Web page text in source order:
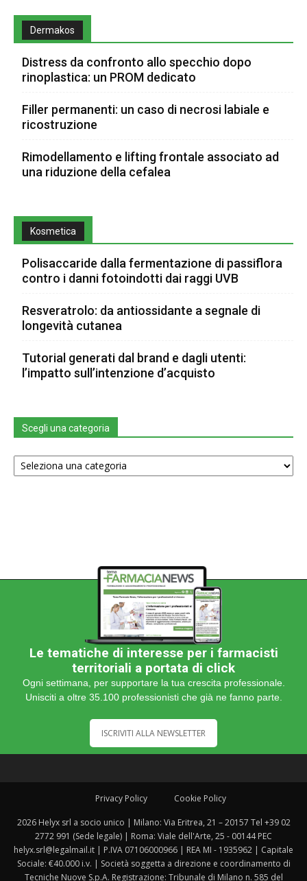
Dermakos
Distress da confronto allo specchio dopo
rinoplastica: un PROM dedicato
Filler permanenti: un caso di necrosi labiale e
ricostruzione
Rimodellamento e lifting frontale associato ad
una riduzione della cefalea
Kosmetica
Polisaccaride dalla fermentazione di passiflora
contro i danni fotoindotti dai raggi UVB
Resveratrolo: da antiossidante a segnale di
longevità cutanea
Tutorial generati dal brand e dagli utenti:
l’impatto sull’intenzione d’acquisto
Scegli una categoria
Scegli
una
Le tematiche di interesse per i farmacisti
territoriali a portata di click
Ogni settimana, per supportare la tua crescita professionale.
Unisciti a oltre 35.100 professionisti che già ne fanno parte.
ISCRIVITI ALLA NEWSLETTER
Privacy Policy Cookie Policy
2026 Helyx srl a socio unico | Milano: Via Eritrea, 21 – 20157 Tel +39 02
2772 991 (Sede legale) | Roma: Viale dell'Arte, 25 - 00144 PEC
helyx.srl@legalmail.it | P.IVA 07106000966 | REA MI - 1935962 | Capitale
Sociale: €40.000 i.v. | Società soggetta a direzione e coordinamento di
Tecniche Nuove S.p.A. Registrazione: Tribunale di Milano n. 585 del